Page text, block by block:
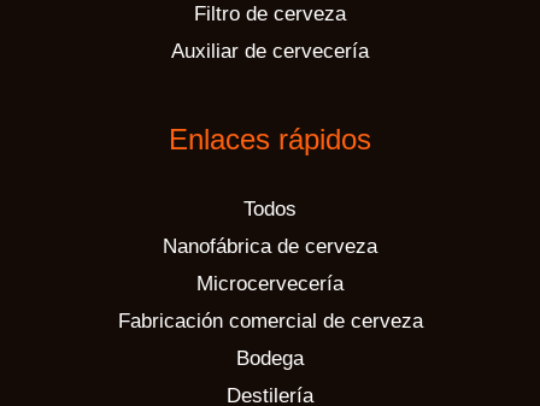
Filtro de cerveza
Auxiliar de cervecería
Enlaces rápidos
Todos
Nanofábrica de cerveza
Microcervecería
Fabricación comercial de cerveza
Bodega
Destilería